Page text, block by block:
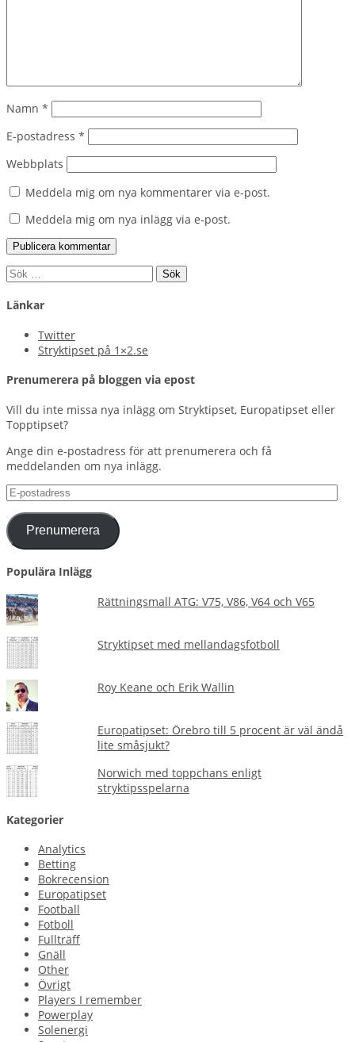
Namn *
E-postadress *
Webbplats
Meddela mig om nya kommentarer via e-post.
Meddela mig om nya inlägg via e-post.
Sök
Länkar
Twitter
Stryktipset på 1×2.se
Prenumerera på bloggen via epost
Vill du inte missa nya inlägg om Stryktipset, Europatipset eller
Topptipset?
Ange din e-postadress för att prenumerera och få
meddelanden om nya inlägg.
E-
postadress
Prenumerera
Populära Inlägg
Rättningsmall ATG: V75, V86, V64 och V65
Stryktipset med mellandagsfotboll
Roy Keane och Erik Wallin
Europatipset: Örebro till 5 procent är väl ändå
lite småsjukt?
Norwich med toppchans enligt
stryktipsspelarna
Kategorier
Analytics
Betting
Bokrecension
Europatipset
Football
Fotboll
Fullträff
Gnäll
Other
Övrigt
Players I remember
Powerplay
Solenergi